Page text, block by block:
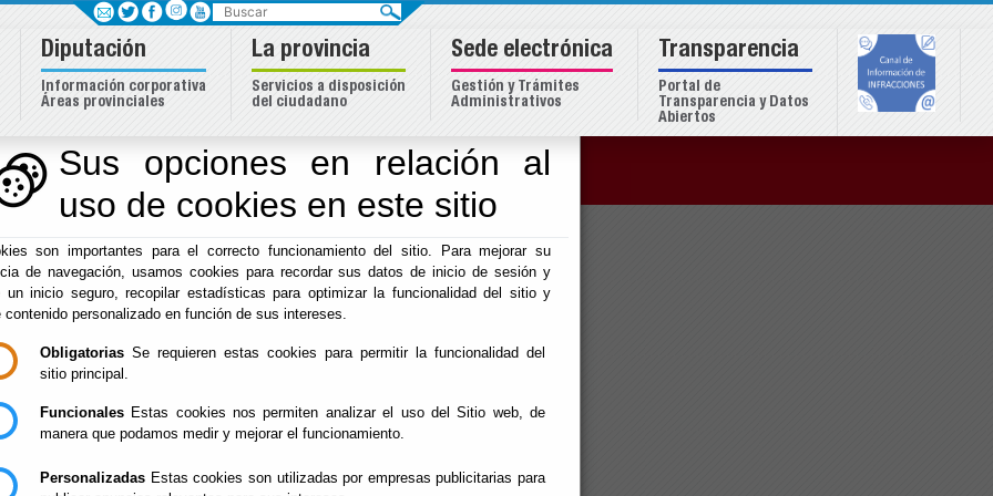
Sus opciones en relación al
uso de cookies en este sitio
son importantes para el correcto funcionamiento del sitio. Para mejorar su
de navegación, usamos cookies para recordar sus datos de inicio de sesión y
un inicio seguro, recopilar estadísticas para optimizar la funcionalidad del sitio y
contenido personalizado en función de sus intereses.
Obligatorias Se requieren estas cookies para permitir la funcionalidad del
sitio principal.
Funcionales Estas cookies nos permiten analizar el uso del Sitio web, de
manera que podamos medir y mejorar el funcionamiento.
Personalizadas Estas cookies son utilizadas por empresas publicitarias para
Almeriense
Inicio - Cultura y Cine -
Buscar
Diputación
Información corporativa
Áreas provinciales
La provincia
Servicios a disposición
del ciudadano
Sede electrónica
Gestión y Trámites
Administrativos
Transparencia
Portal de
Transparencia y Datos
Abiertos